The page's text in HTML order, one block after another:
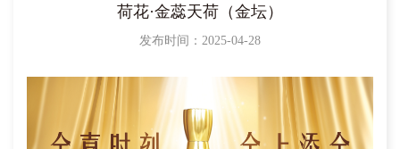
荷花·金蕊天荷（金坛）
发布时间：2025-04-28